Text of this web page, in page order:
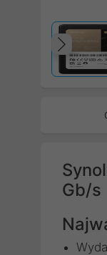
Gb/s